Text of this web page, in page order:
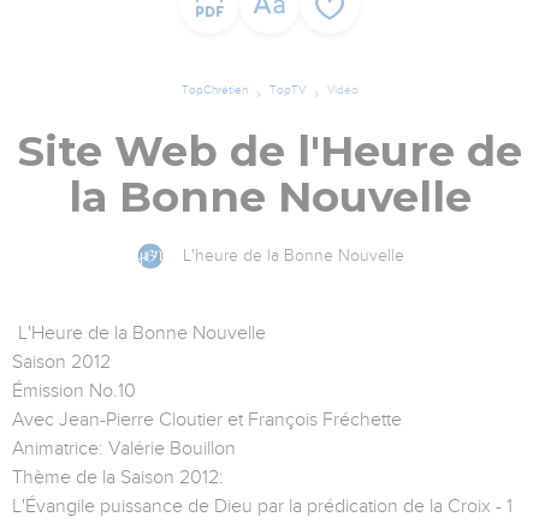
TopChrétien TopTV Vidéo
Site Web de l'Heure de
la Bonne Nouvelle
L'heure de la Bonne Nouvelle
L'Heure de la Bonne Nouvelle
Saison 2012
Émission No.10
Avec Jean-Pierre Cloutier et François Fréchette
Animatrice: Valérie Bouillon
Thème de la Saison 2012:
L'Évangile puissance de Dieu par la prédication de la Croix - 1